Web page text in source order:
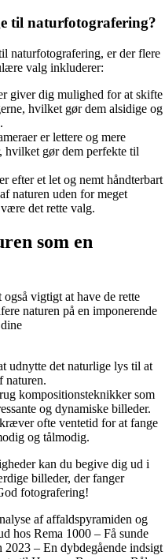
til naturfotografering?
naturfotografering, er der flere
valg inkluderer:
giver dig mulighed for at skifte
hvilket gør dem alsidige og
er lettere og mere
hvilket gør dem perfekte til
efter et let og nemt håndterbart
naturen uden for meget
det rette valg.
som en
vigtigt at have de rette
naturen på en imponerende
udnytte det naturlige lys til at
naturen.
kompositionsteknikker som
og dynamiske billeder.
ofte ventetid for at fange
og tålmodig.
kan du begive dig ud i
billeder, der fanger
fotografering!
af affaldspyramiden og
hos Rema 1000 – Få sunde
2023 – En dybdegående indsigt